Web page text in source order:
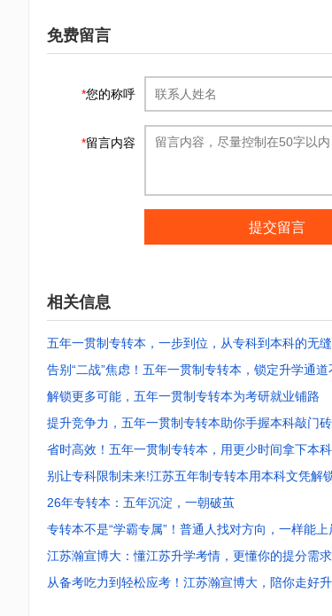
免费留言
*您的称呼
*留言内容
提交留言
相关信息
五年一贯制专转本，一步到位，从专科到本科的无
告别“二战”焦虑！五年一贯制专转本，锁定升学通道
解锁更多可能，五年一贯制专转本为考研就业铺路
提升竞争力，五年一贯制专转本助你手握本科敲门砖
省时高效！五年一贯制专转本，用更少时间拿下本
别让专科限制未来!江苏五年制专转本用本科文凭解
26年专转本：五年沉淀，一朝破茧
专转本不是“学霸专属”！普通人找对方向，一样能上
江苏瀚宣博大：懂江苏升学考情，更懂你的提分需
从备考吃力到轻松应考！江苏瀚宣博大，陪你走好